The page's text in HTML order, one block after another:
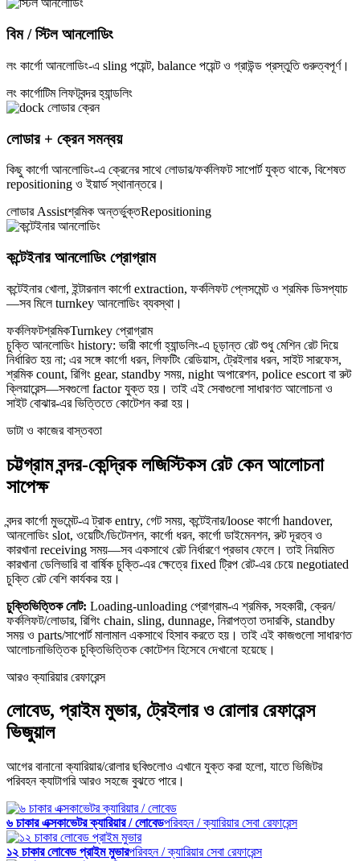
বিম / স্টিল আনলোডিং
লং কার্গো আনলোডিং-এ sling পয়েন্ট, balance পয়েন্ট ও গ্রাউন্ড প্রস্তুতি গুরুত্বপূর্ণ।
লং কার্গোটিম লিফটবন্দর হ্যান্ডলিং
লোডার + ক্রেন সমন্বয়
কিছু কার্গো আনলোডিং-এ ক্রেনের সাথে লোডার/ফর্কলিফট সাপোর্ট যুক্ত থাকে, বিশেষত
repositioning ও ইয়ার্ড স্থানান্তরে।
লোডার Assistশ্রমিক অন্তর্ভুক্তRepositioning
কন্টেইনার আনলোডিং প্রোগ্রাম
কন্টেইনার খোলা, ইন্টারনাল কার্গো extraction, ফর্কলিফট প্লেসমেন্ট ও শ্রমিক ডিসপ্যাচ
—সব মিলে turnkey আনলোডিং ব্যবস্থা।
ফর্কলিফটশ্রমিকTurnkey প্রোগ্রাম
চুক্তি আনলোডিং history: ভারী কার্গো হ্যান্ডলিং-এ চূড়ান্ত রেট শুধু মেশিন রেট দিয়ে
নির্ধারিত হয় না; এর সঙ্গে কার্গো ধরন, লিফটিং রেডিয়াস, ট্রেইলার ধরন, সাইট সারফেস,
শ্রমিক count, রিগিং gear, standby সময়, night অপারেশন, police escort বা রুট
ক্লিয়ারেন্স—সবগুলো factor যুক্ত হয়। তাই এই সেবাগুলো সাধারণত আলোচনা ও
সাইট বোঝার-এর ভিত্তিতে কোটেশন করা হয়।
ডাটা ও কাজের বাস্তবতা
চট্টগ্রাম বন্দর-কেন্দ্রিক লজিস্টিকস রেট কেন আলোচনা
সাপেক্ষ
বন্দর কার্গো মুভমেন্ট-এ ট্রাক entry, গেট সময়, কন্টেইনার/loose কার্গো handover,
আনলোডিং slot, ওয়েটিং/ডিটেনশন, কার্গো ধরন, কার্গো ডাইমেনশন, রুট দূরত্ব ও
কারখানা receiving সময়—সব একসাথে রেট নির্ধারণে প্রভাব ফেলে। তাই নিয়মিত
কারখানা ডেলিভারি বা বার্ষিক চুক্তি-এর ক্ষেত্রে fixed ট্রিপ রেট-এর চেয়ে negotiated
চুক্তি রেট বেশি কার্যকর হয়।
চুক্তিভিত্তিক নোট: Loading-unloading প্রোগ্রাম-এ শ্রমিক, সহকারী, ক্রেন/
ফর্কলিফট/লোডার, রিগিং chain, sling, dunnage, নিরাপত্তা তদারকি, standby
সময় ও parts/সাপোর্ট মালামাল একসাথে হিসাব করতে হয়। তাই এই কাজগুলো সাধারণত
আলোচনাভিত্তিক চুক্তিভিত্তিক কোটেশন হিসেবে দেখানো হয়েছে।
আরও ক্যারিয়ার রেফারেন্স
লোবেড, প্রাইম মুভার, ট্রেইলার ও রোলার রেফারেন্স
ভিজুয়াল
আগের বানানো ক্যারিয়ার/রোলার ছবিগুলোও এখানে যুক্ত করা হলো, যাতে ভিজিটর
পরিবহন ক্যাটাগরি আরও সহজে বুঝতে পারে।
৬ চাকার এক্সকাভেটর ক্যারিয়ার / লোবেডপরিবহন / ক্যারিয়ার সেবা রেফারেন্স
১২ চাকার লোবেড প্রাইম মুভারপরিবহন / ক্যারিয়ার সেবা রেফারেন্স